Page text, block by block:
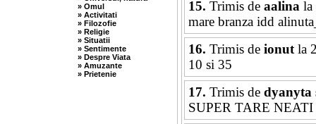
» Omul
» Activitati
» Filozofie
» Religie
» Situatii
» Sentimente
» Despre Viata
» Amuzante
» Prietenie
15. Trimis de aalinala
mare branza idd
16. Trimis de ionutla
10 si 35
17. Trimis de dyanyta
SUPER TARE